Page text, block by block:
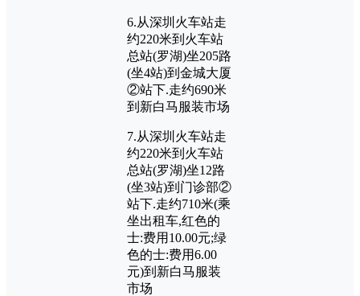
6.从深圳火车站走
约220米到火车站
总站(罗湖)坐205路
(坐4站)到金城大厦
②站下.走约690米
到新白马服装市场
7.从深圳火车站走
约220米到火车站
总站(罗湖)坐12路
(坐3站)到门诊部②
站下.走约710米(乘
坐出租车,红色的
士:费用10.00元;绿
色的士:费用6.00
元)到新白马服装
市场